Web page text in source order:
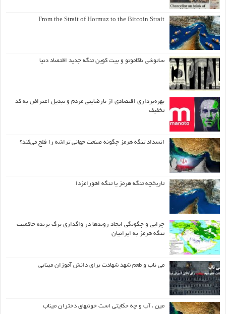
From the Strait of Hormuz to the Bitcoin Strait
ساتوشی ناکاموتو و بیت کوین تنگه جدید اقتصاد دنیا
بهره‌برداری اقتصادی از نارضایتی مردم و تبدیل اعتراض به کد
تخفیف
انسداد تنگه هرمز چگونه صنعت جهانی تراشه را فلج می‌کند؟
تاریخچه تنگه هرمز یا تنگه اهورامزدا
چرایی و چگونگی ایجاد روندها در واگذاری برگ برنده حاکمیت
تنگه هرمز به ایرانیان
می ناب و طعم شهد شهادت برای دانش آموزان مینابی
مین ، آب و چه حکایتی است خونبهای دختران میناب